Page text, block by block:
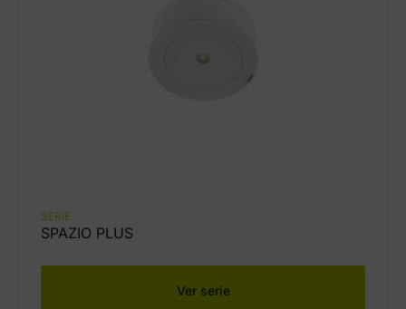
SERIE
SPAZIO PLUS
Ver serie